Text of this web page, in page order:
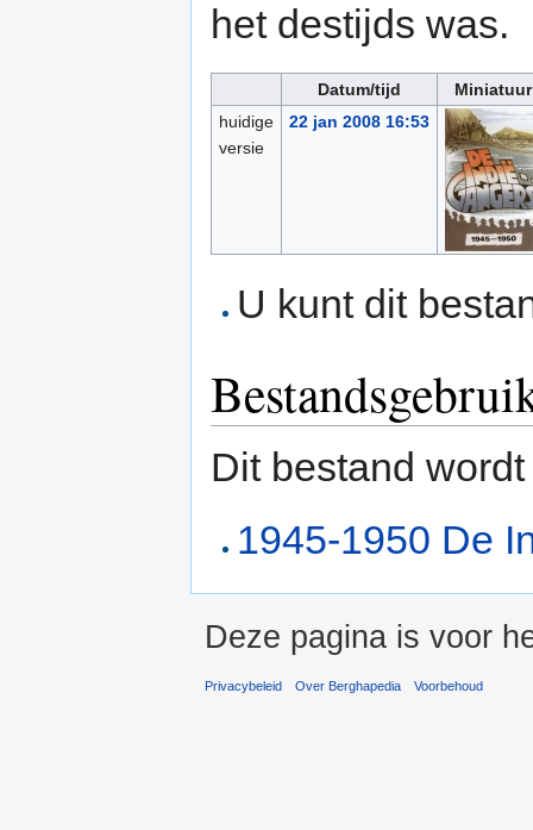
het destijds was.
Datum/tijd
Miniatuur
huidige
versie
22 jan 2008 16:53
U kunt dit
Dit bestand
1945-1950 De
Deze pagina is voor
Privacybeleid Over Berghapedia Voorbehoud